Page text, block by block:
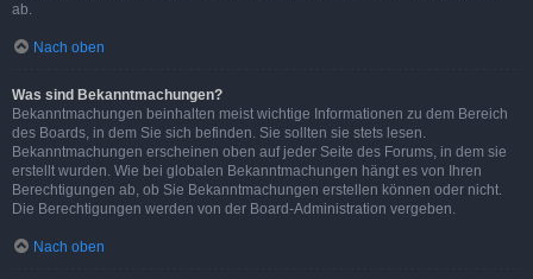
ab.
Nach oben
Was sind Bekanntmachungen?
Bekanntmachungen beinhalten meist wichtige Informationen zu dem Bereich
des Boards, in dem Sie sich befinden. Sie sollten sie stets lesen.
Bekanntmachungen erscheinen oben auf jeder Seite des Forums, in dem sie
erstellt wurden. Wie bei globalen Bekanntmachungen hängt es von Ihren
Berechtigungen ab, ob Sie Bekanntmachungen erstellen können oder nicht.
Die Berechtigungen werden von der Board-Administration vergeben.
Nach oben